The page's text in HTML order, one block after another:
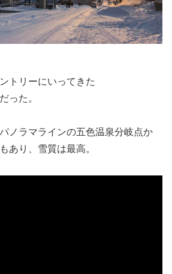
トリーにいってきた
った。
ノラマラインの五色温泉分岐点か
あり、雪質は最高。